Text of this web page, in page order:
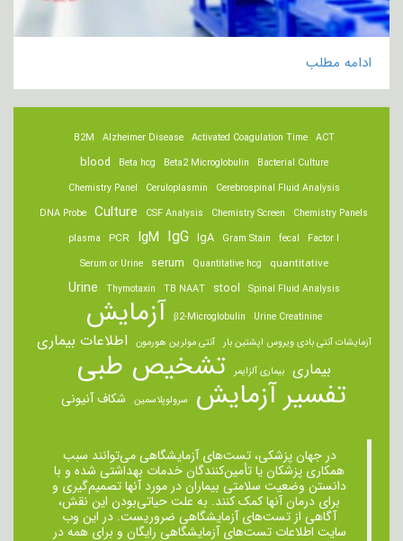
ادامه مطلب
ACT
Activated Coagulation Time
Alzheimer Disease
B2M
Bacterial Culture
Beta2 Microglobulin
Beta hcg
blood
Cerebrospinal Fluid Analysis
Ceruloplasmin
Chemistry Panel
Chemistry Panels
Chemistry Screen
CSF Analysis
Culture
DNA Probe
Factor I
fecal
Gram Stain
IgA
IgG
IgM
PCR
plasma
quantitative
Quantitative hcg
serum
Serum or Urine
Spinal Fluid Analysis
stool
TB NAAT
Thymotaxin
Urine
Urine Creatinine
β2-Microglobulin آزمایش
آزمایشات آنتی بادی ویروس اپشتین بار آنتی مولرین هورمون اطلاعات بیماری
بیماری بیماری آلزایمر تشخیص طبی
تفسیر آزمایش سرولوپلاسمین شکاف آنیونی
در جهان پزشکی، تست‌های آزمایشگاهی می‌توانند سبب
همکاری پزشکان یا تأمین‌کنندگان خدمات بهداشتی شده و با
دانستن وضعیت سلامتی بیماران در مورد آنها تصمیم‌گیری و
برای درمان ‌آنها کمک کنند. به علت حیاتی‌بودن این نقش،
آگاهی از تست‌های آزمایشگاهی ضروریست. در این وب
سایت اطلاعات تست‌های آزمایشگاهی رایگان و برای همه در